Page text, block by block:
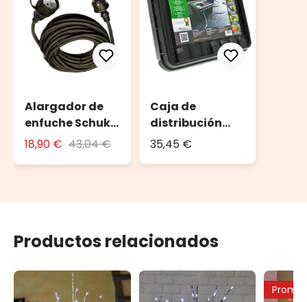
Alargador de
enfuche Schuko
10 m
18,90 € 43,04 €
Caja de
distribución
DRiBOX
35,45 €
Productos relacionados
Promo